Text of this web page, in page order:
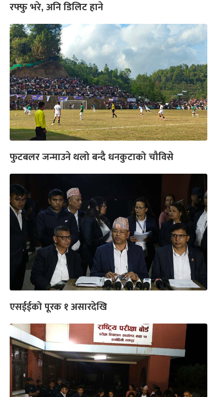
रफ्फु भरे, अनि डिलिट हाने
फुटबलर जन्माउने थलो बन्दै धनकुटाको चौविसे
एसईईको पूरक १ असारदेखि